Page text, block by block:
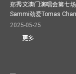
郑秀文澳门演唱会第七
Sammi劲爱Tomas
2025-05-25
更多